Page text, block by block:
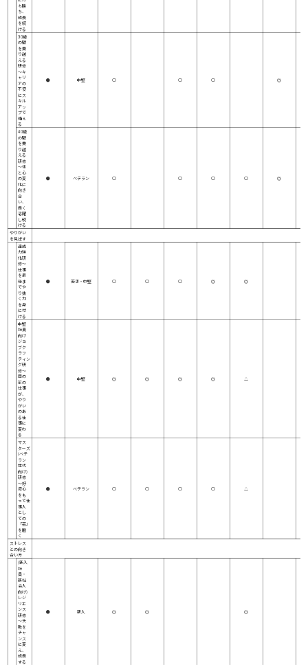
ち勝
ち、
成長
を続
ける
30歳
の壁
を乗
り越
える
研修
～キ
ャリ
アの
不安
にス
キル
アッ
プで
備え
る
● 中堅 ○ ○ ○ ◎
40歳
の壁
を乗
り越
える
研修
～体
と心
の変
化に
向き
合
い、
長く
活躍
し続
ける
● ベテラン ○ ○ ○ ○ ◎
やりがい
を見出す
達成
力強
化研
修～
仕事
を最
後ま
でや
り抜
く力
を身
に付
ける
● 若手・中堅 ○ ○ ○ ◎ ◎
中堅
社員
向け
ジョ
ブク
ラフ
ティン
グ研
修～
目の
前の
仕事
が、
やり
がい
のあ
る仕
事に
変わ
る
● 中堅 ◎ ◎ ◎ ◎ △
マス
ターズ
(ベテ
ラン
世代
向け)
研修
～好
奇心
をも
って仕
事人
とし
ての
「芸」
を磨
く
● ベテラン ○ ○ ○ ○ △
ストレス
との向き
合い方
(新入
社
員・
新社
会人
向け)
レジ
リエ
ンス
研修
～失
敗を
チャ
ンス
に変
え、
成長
する
● 新人 ◎ ◎ ◎